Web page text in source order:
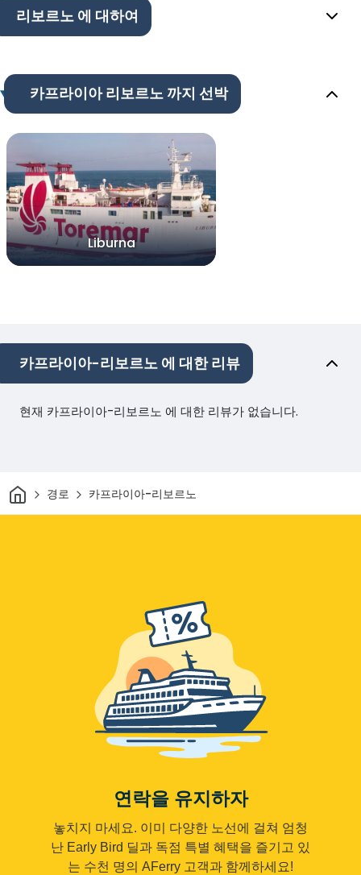
리보르노 에 대하여
카프라이아 리보르노 까지 선박
Liburna
카프라이아-리보르노 에 대한 리뷰
현재 카프라이아-리보르노 에 대한 리뷰가 없습니다.
집 경로 카프라이아-리보르노
연락을 유지하자
놓치지 마세요. 이미 다양한 노선에 걸쳐 엄청
난 Early Bird 딜과 독점 특별 혜택을 즐기고 있
는 수천 명의 AFerry 고객과 함께하세요!